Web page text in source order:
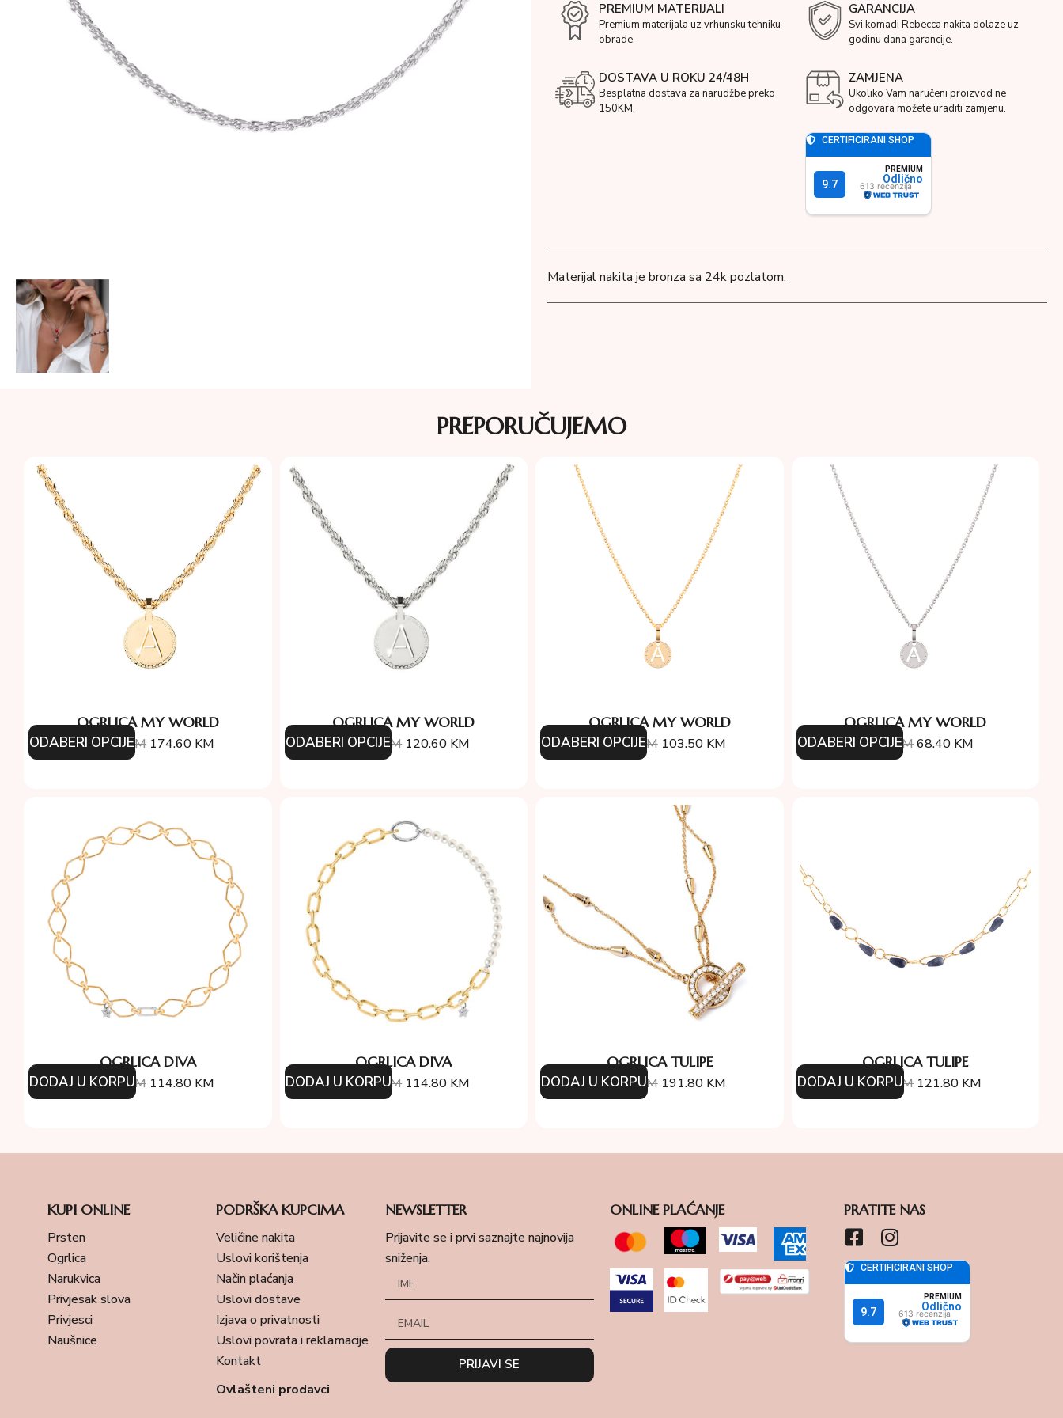
PREMIUM MATERIJALI
Premium materijala uz vrhunsku tehniku
obrade.
GARANCIJA
Svi komadi Rebecca nakita dolaze uz
godinu dana garancije.
DOSTAVA U ROKU 24/48H
Besplatna dostava za narudžbe preko
150KM.
ZAMJENA
Ukoliko Vam naručeni proizvod ne
odgovara možete uraditi zamjenu.
Materijal nakita je bronza sa 24k pozlatom.
PREPORUČUJEMO
OGRLICA MY WORLD
194.00KM 174.60 KM
ODABERI OPCIJE
OGRLICA MY WORLD
134.00KM 120.60 KM
ODABERI OPCIJE
OGRLICA MY WORLD
115.00KM 103.50 KM
ODABERI OPCIJE
OGRLICA MY WORLD
76.00KM68.40 KM
ODABERI OPCIJE
OGRLICA DIVA
164.00KM 114.80 KM
DODAJ U KORPU
OGRLICA DIVA
164.00KM 114.80 KM
DODAJ U KORPU
OGRLICA TULIPE
274.00KM 191.80 KM
DODAJ U KORPU
OGRLICA TULIPE
174.00KM 121.80 KM
DODAJ U KORPU
KUPI ONLINE
Prsten
Ogrlica
Narukvica
Privjesak slova
Privjesci
Naušnice
PODRŠKA KUPCIMA
Veličine nakita
Uslovi korištenja
Način plaćanja
Uslovi dostave
Izjava o privatnosti
Uslovi povrata i reklamacije
Kontakt
Ovlašteni prodavci
NEWSLETTER
Prijavite se i prvi saznajte najnovija
sniženja.
PRIJAVI SE
ONLINE PLAĆANJE PRATITE NAS